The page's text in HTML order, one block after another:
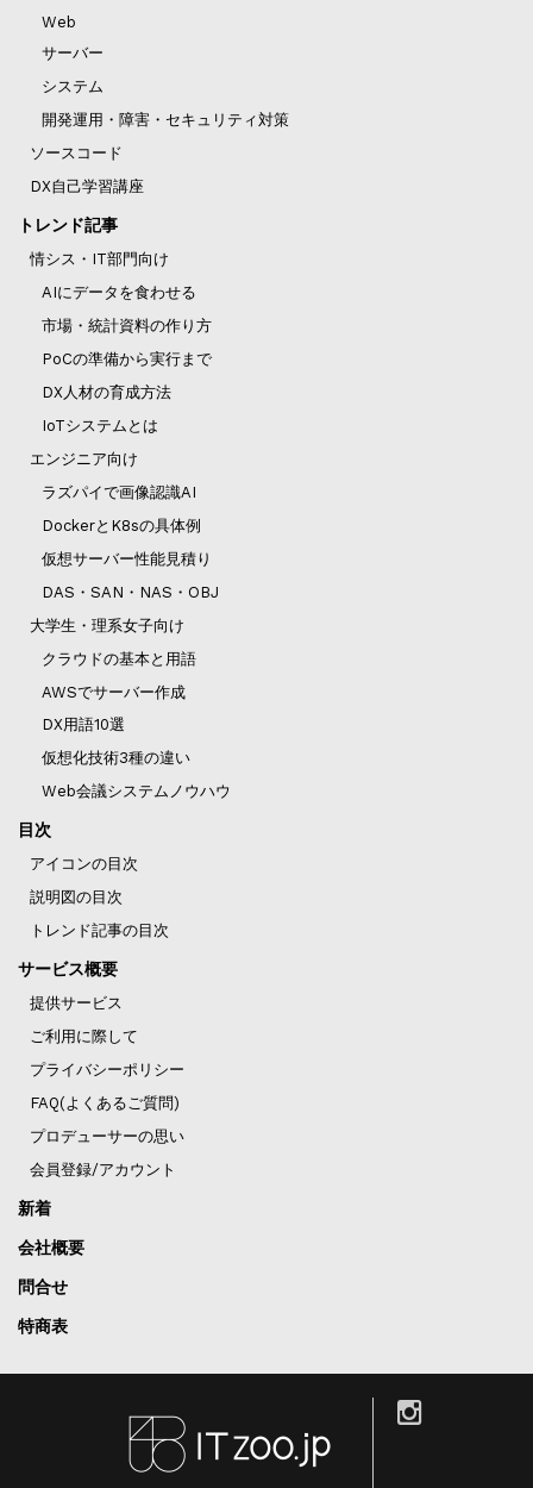
Web
サーバー
システム
開発運用・障害・セキュリティ対策
ソースコード
DX自己学習講座
トレンド記事
情シス・IT部門向け
AIにデータを食わせる
市場・統計資料の作り方
PoCの準備から実行まで
DX人材の育成方法
IoTシステムとは
エンジニア向け
ラズパイで画像認識AI
DockerとK8sの具体例
仮想サーバー性能見積り
DAS・SAN・NAS・OBJ
大学生・理系女子向け
クラウドの基本と用語
AWSでサーバー作成
DX用語10選
仮想化技術3種の違い
Web会議システムノウハウ
目次
アイコンの目次
説明図の目次
トレンド記事の目次
サービス概要
提供サービス
ご利用に際して
プライバシーポリシー
FAQ(よくあるご質問)
プロデューサーの思い
会員登録/アカウント
新着
会社概要
問合せ
特商表